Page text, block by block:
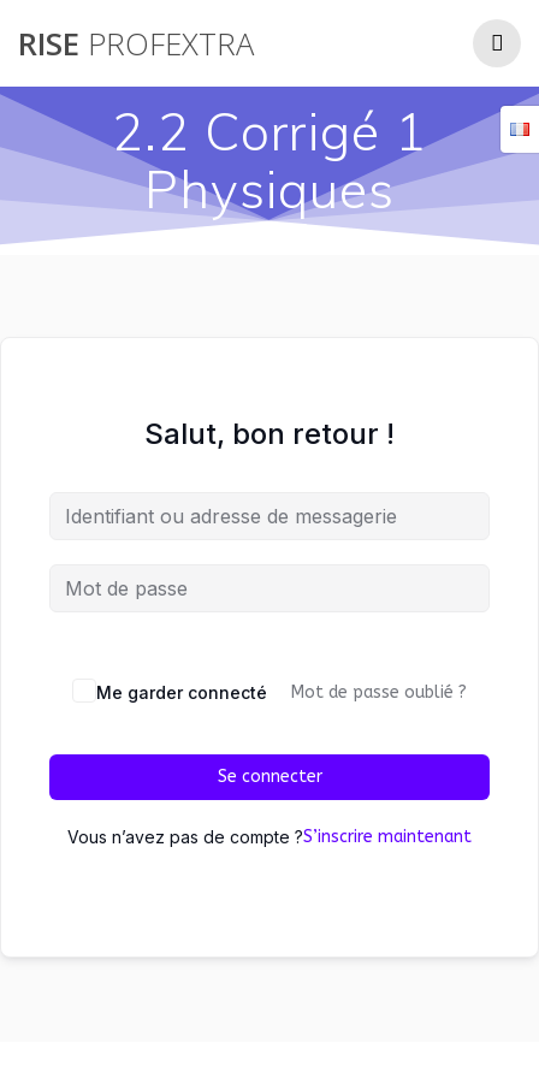
RISE PROFEXTRA
2.2 Corrigé 1
Physiques
Salut, bon retour !
Me garder connecté Mot de passe oublié ?
Se connecter
Vous n’avez pas de compte ?S’inscrire maintenant